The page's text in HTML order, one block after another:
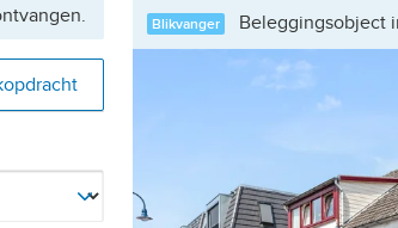
Blikvanger Beleggingsobject